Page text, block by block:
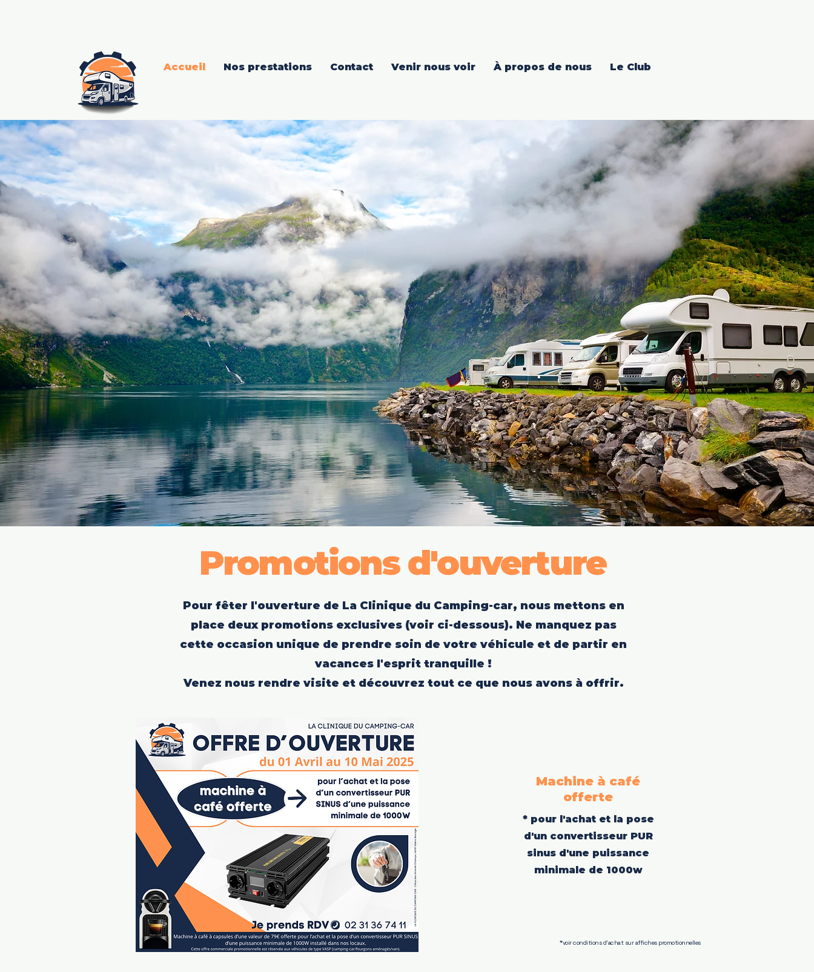
Accueil Nos prestations Contact Venir nous voir À propos de nous Le Club
BIENVENUE
à
La Clinique du Camping-Car
Ouverture le
01/04/2025
Découvrir
Promotions d'ouverture
Pour fêter l'ouverture de La Clinique du Camping-car, nous mettons en
place deux promotions exclusives (voir ci-dessous). Ne manquez pas
cette occasion unique de prendre soin de votre véhicule et de partir en
vacances l'esprit tranquille !
Venez nous rendre visite et découvrez tout ce que nous avons à offrir.
Machine à café
offerte
* pour l'achat et la pose
d'un convertisseur PUR
sinus d'une puissance
minimale de 1000w
*voir conditions d'achat sur affiches promotionnelles